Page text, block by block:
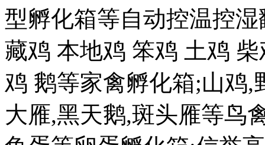
型孵化箱等自动控温控
藏鸡 本地鸡 笨鸡 土鸡
鸡 鹅等家禽孵化箱;山鸡,
大雁,黑天鹅,斑头雁等鸟